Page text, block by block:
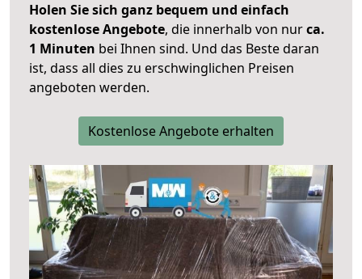
Holen Sie sich ganz bequem und einfach
kostenlose Angebote, die innerhalb von nurca.
1 Minuten bei Ihnen sind. Und das Beste daran
ist, dass all dies zu erschwinglichen Preisen
angeboten werden.
Kostenlose Angebote erhalten